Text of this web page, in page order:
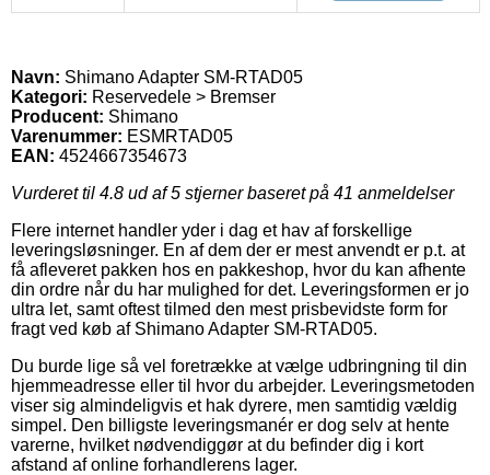
Navn: Shimano Adapter SM-RTAD05
Kategori: Reservedele > Bremser
Producent: Shimano
Varenummer: ESMRTAD05
EAN: 4524667354673
Vurderet til 4.8 ud af 5 stjerner baseret på 41 anmeldelser
Flere internet handler yder i dag et hav af forskellige
leveringsløsninger. En af dem der er mest anvendt er p.t. at
få afleveret pakken hos en pakkeshop, hvor du kan afhente
din ordre når du har mulighed for det. Leveringsformen er jo
ultra let, samt oftest tilmed den mest prisbevidste form for
fragt ved køb af Shimano Adapter SM-RTAD05.
Du burde lige så vel foretrække at vælge udbringning til din
hjemmeadresse eller til hvor du arbejder. Leveringsmetoden
viser sig almindeligvis et hak dyrere, men samtidig vældig
simpel. Den billigste leveringsmanér er dog selv at hente
varerne, hvilket nødvendiggør at du befinder dig i kort
afstand af online forhandlerens lager.